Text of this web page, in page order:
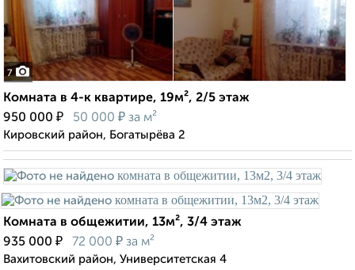
7
Комната в 4-к квартире, 19м², 2/5 этаж
950 000 ₽ 50 000 ₽ за м²
Кировский район, Богатырёва 2
Комната в общежитии, 13м², 3/4 этаж
935 000 ₽ 72 000 ₽ за м²
Вахитовский район, Университетская 4